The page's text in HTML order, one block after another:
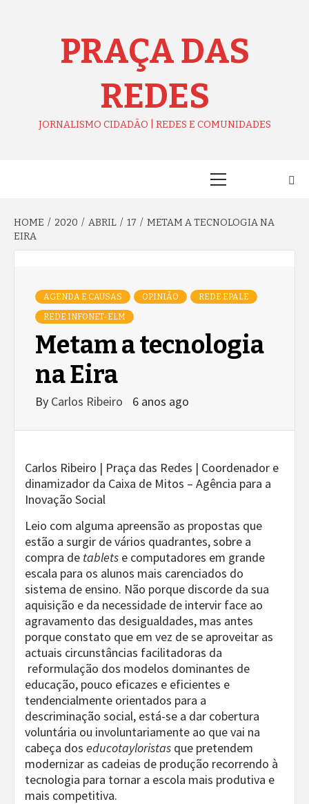
PRAÇA DAS
REDES
JORNALISMO CIDADÃO | REDES E COMUNIDADES
HOME 2020 ABRIL 17
METAM A TECNOLOGIA NA
EIRA
AGENDA E CAUSAS OPINIÃO REDE EPALE
REDE INFONET-ELM
Metam a tecnologia
na Eira
By Carlos Ribeiro 6 anos ago
Carlos Ribeiro | Praça das Redes | Coordenador e
dinamizador da Caixa de Mitos – Agência para a
Inovação Social
Leio com alguma apreensão as propostas que
estão a surgir de vários quadrantes, sobre a
compra de tablets e computadores em grande
escala para os alunos mais carenciados do
sistema de ensino. Não porque discorde da sua
aquisição e da necessidade de intervir face ao
agravamento das desigualdades, mas antes
porque constato que em vez de se aproveitar as
actuais circunstâncias facilitadoras da
reformulação dos modelos dominantes de
educação, pouco eficazes e eficientes e
tendencialmente orientados para a
descriminação social, está-se a dar cobertura
voluntária ou involuntariamente ao que vai na
cabeça dos educotayloristas que pretendem
modernizar as cadeias de produção recorrendo à
tecnologia para tornar a escola mais produtiva e
mais competitiva.